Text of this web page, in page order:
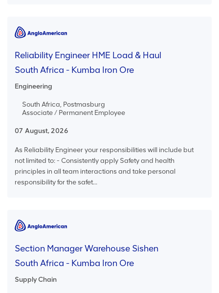
Reliability Engineer HME Load & Haul
South Africa - Kumba Iron Ore
Engineering
South Africa, Postmasburg
Associate / Permanent Employee
07 August, 2026
As Reliability Engineer your responsibilities will include but
not limited to: - Consistently apply Safety and health
principles in all team interactions and take personal
responsibility for the safet...
Section Manager Warehouse Sishen
South Africa - Kumba Iron Ore
Supply Chain